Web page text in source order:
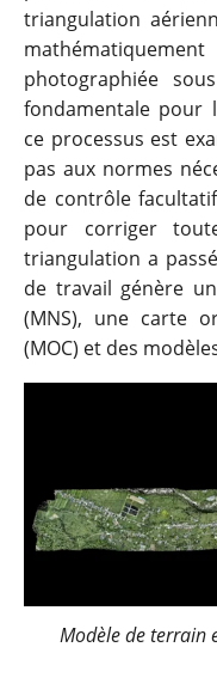
triangulation
photographiée
fondamentale pour
ce processus est
pas aux normes
de contrôle
pour corriger
triangulation a
de travail génère
(MNS), une carte
(MOC) et des
Modèle de terrain